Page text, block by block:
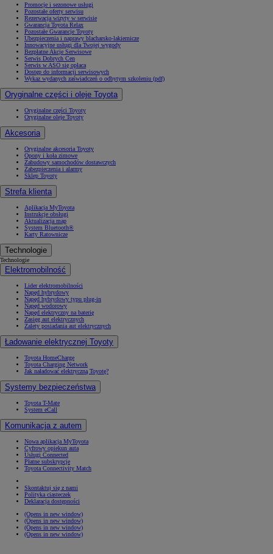
Promocje i sezonowe usługi
Pozostałe oferty serwisu
Rezerwacja wizyty w serwisie
Gwarancja Toyota Relax
Pozostałe Gwarancje Toyoty
Ubezpieczenia i naprawy blacharsko-lakiernicze
Innowacyjne usługi dla Twojej wygody
Bezpłatne Akcje Serwisowe
Serwis Dobrych Cen
Serwis w ASO się opłaca
Dostęp do informacji serwisowych
Wykaz wydanych zaświadczeń o odbytym szkoleniu (pdf)
Oryginalne części i oleje Toyota
Oryginalne części Toyoty
Oryginalne oleje Toyoty
Akcesoria
Oryginalne akcesoria Toyoty
Opony i koła zimowe
Zabudowy samochodów dostawczych
Zabezpieczenia i alarmy
Sklep Toyoty
Strefa klienta
Aplikacja MyToyota
Instrukcje obsługi
Aktualizacja map
System Bluetooth®
Karty Ratownicze
Technologie
Technologie
Elektromobilność
Lider elektromobilności
Napęd hybrydowy
Napęd hybrydowy typu plug-in
Napęd wodorowy
Napęd elektryczny na baterię
Zasięg aut elektrycznych
Zalety posiadania aut elektrycznych
Ładowanie elektrycznej Toyoty
Toyota HomeCharge
Toyota Charging Network
Jak naładować elektryczną Toyotę?
Systemy bezpieczeństwa
Toyota T-Mate
System eCall
Komunikacja z autem
Nowa aplikacja MyToyota
Cyfrowy opiekun auta
Usługi Connected
Płatne subskrypcje
Toyota Connectivity Match
Skontaktuj się z nami
Polityka ciasteczek
Deklaracja dostępności
(Opens in new window)
(Opens in new window)
(Opens in new window)
(Opens in new window)